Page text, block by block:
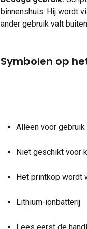
binnenshuis. Hij wordt
ander gebruik valt
Symbolen op
Alleen voor
Niet geschikt voor
Het printkop wordt
Lithium-ionbatterij